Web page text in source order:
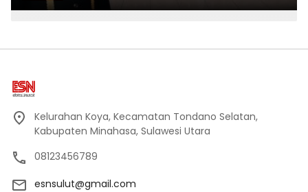
Kelurahan Koya, Kecamatan Tondano Selatan,
Kabupaten Minahasa, Sulawesi Utara
08123456789
esnsulut@gmail.com